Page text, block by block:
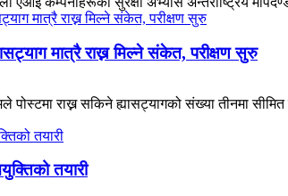
मात्रै राख्न मिल्ने संकेत, परीक्षण सुरु
पोस्टमा राख्न सकिने ह्यासट्यागको संख्या तीनमा
तयारी